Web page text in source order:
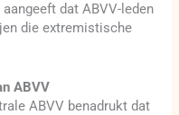
dat ABVV-leden
die extremistische
ABVV
ABVV benadrukt dat